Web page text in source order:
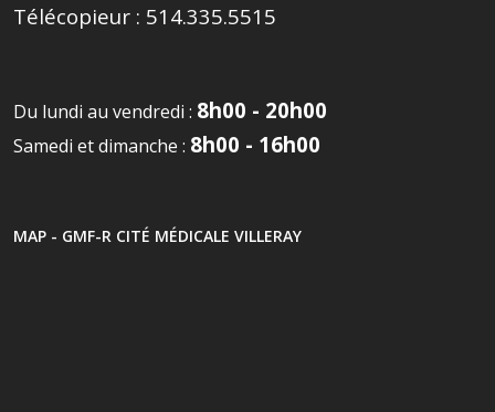
Télécopieur : 514.335.5515
Du lundi au vendredi : 8h00 - 20h00
Samedi et dimanche : 8h00 - 16h00
MAP - GMF-R CITÉ MÉDICALE VILLERAY